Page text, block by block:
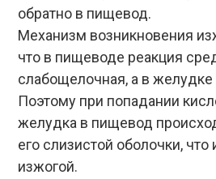
обратно в пищевод.
Механизм возникновения
что в пищеводе реакция
слабощелочная, а в желудке
Поэтому при попадании
желудка в пищевод
его слизистой оболочки, что
изжогой.